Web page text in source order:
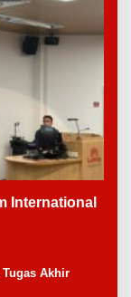
International
Akhir